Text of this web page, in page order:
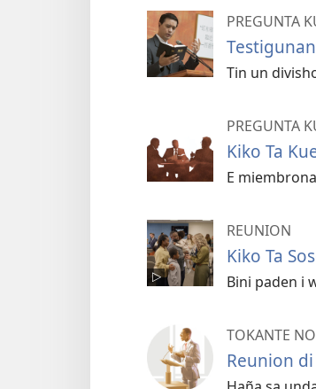
PREGUNTA
Tin un
PREGUNTA
Kiko Ta
E
REUNION
Kiko Ta
Bini paden i
TOKANTE
Reunion